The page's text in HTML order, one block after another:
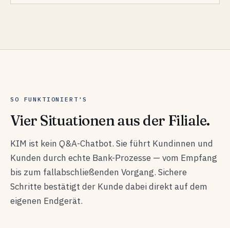
SO FUNKTIONIERT'S
Vier Situationen aus der Filiale.
KIM ist kein Q&A-Chatbot. Sie führt Kundinnen und
Kunden durch echte Bank-Prozesse — vom Empfang
bis zum fallabschließenden Vorgang. Sichere
Schritte bestätigt der Kunde dabei direkt auf dem
eigenen Endgerät.